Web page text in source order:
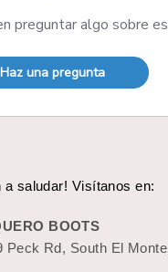
preguntar algo sobre
Haz una pregunta
a saludar! Visítanos en:
BOOTS
Peck Rd, South El